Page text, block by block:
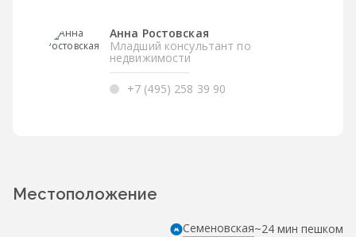
Анна Ростовская
Младший консультант по
недвижимости
+7 (495) 258 39 90
Местоположение
Семеновская~24 мин пешком